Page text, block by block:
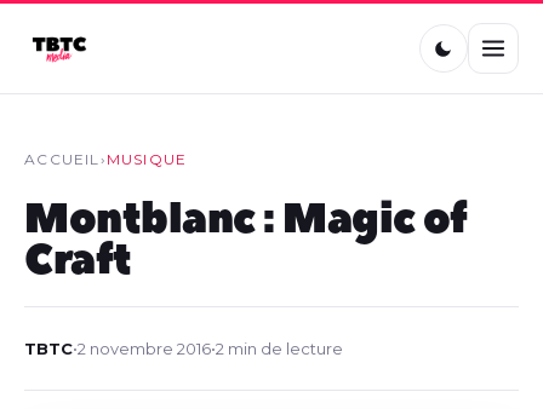
ACCUEIL› MUSIQUE
Montblanc : Magic of
Craft
TBTC•2 novembre 2016•2 min de lecture